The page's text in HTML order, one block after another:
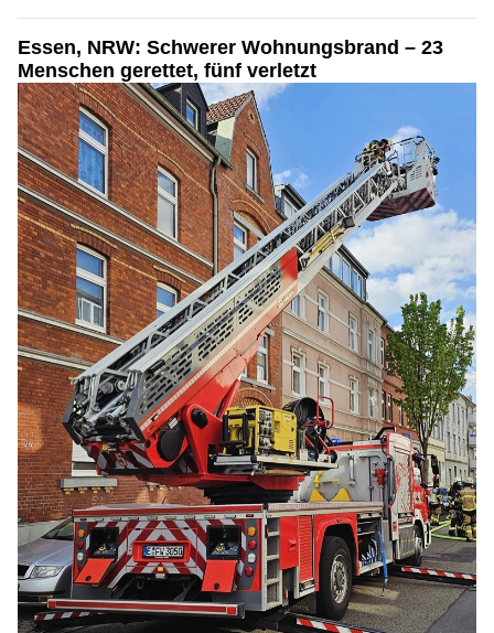
Essen, NRW: Schwerer Wohnungsbrand – 23
Menschen gerettet, fünf verletzt